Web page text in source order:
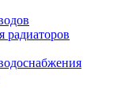
радиаторов